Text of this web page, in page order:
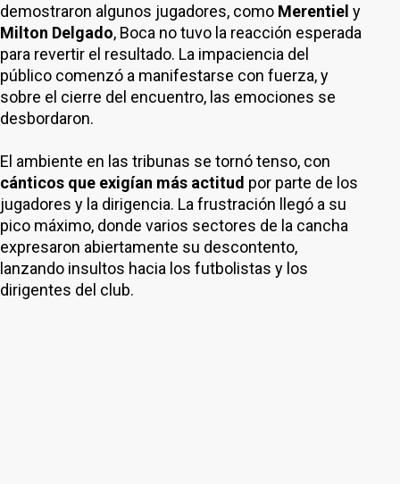
demostraron algunos jugadores, como Merentiel y
Milton Delgado, Boca no tuvo la reacción esperada
para revertir el resultado. La impaciencia del
público comenzó a manifestarse con fuerza, y
sobre el cierre del encuentro, las emociones se
desbordaron.
El ambiente en las tribunas se tornó tenso, con
cánticos que exigían más actitud por parte de los
jugadores y la dirigencia. La frustración llegó a su
pico máximo, donde varios sectores de la cancha
expresaron abiertamente su descontento,
lanzando insultos hacia los futbolistas y los
dirigentes del club.